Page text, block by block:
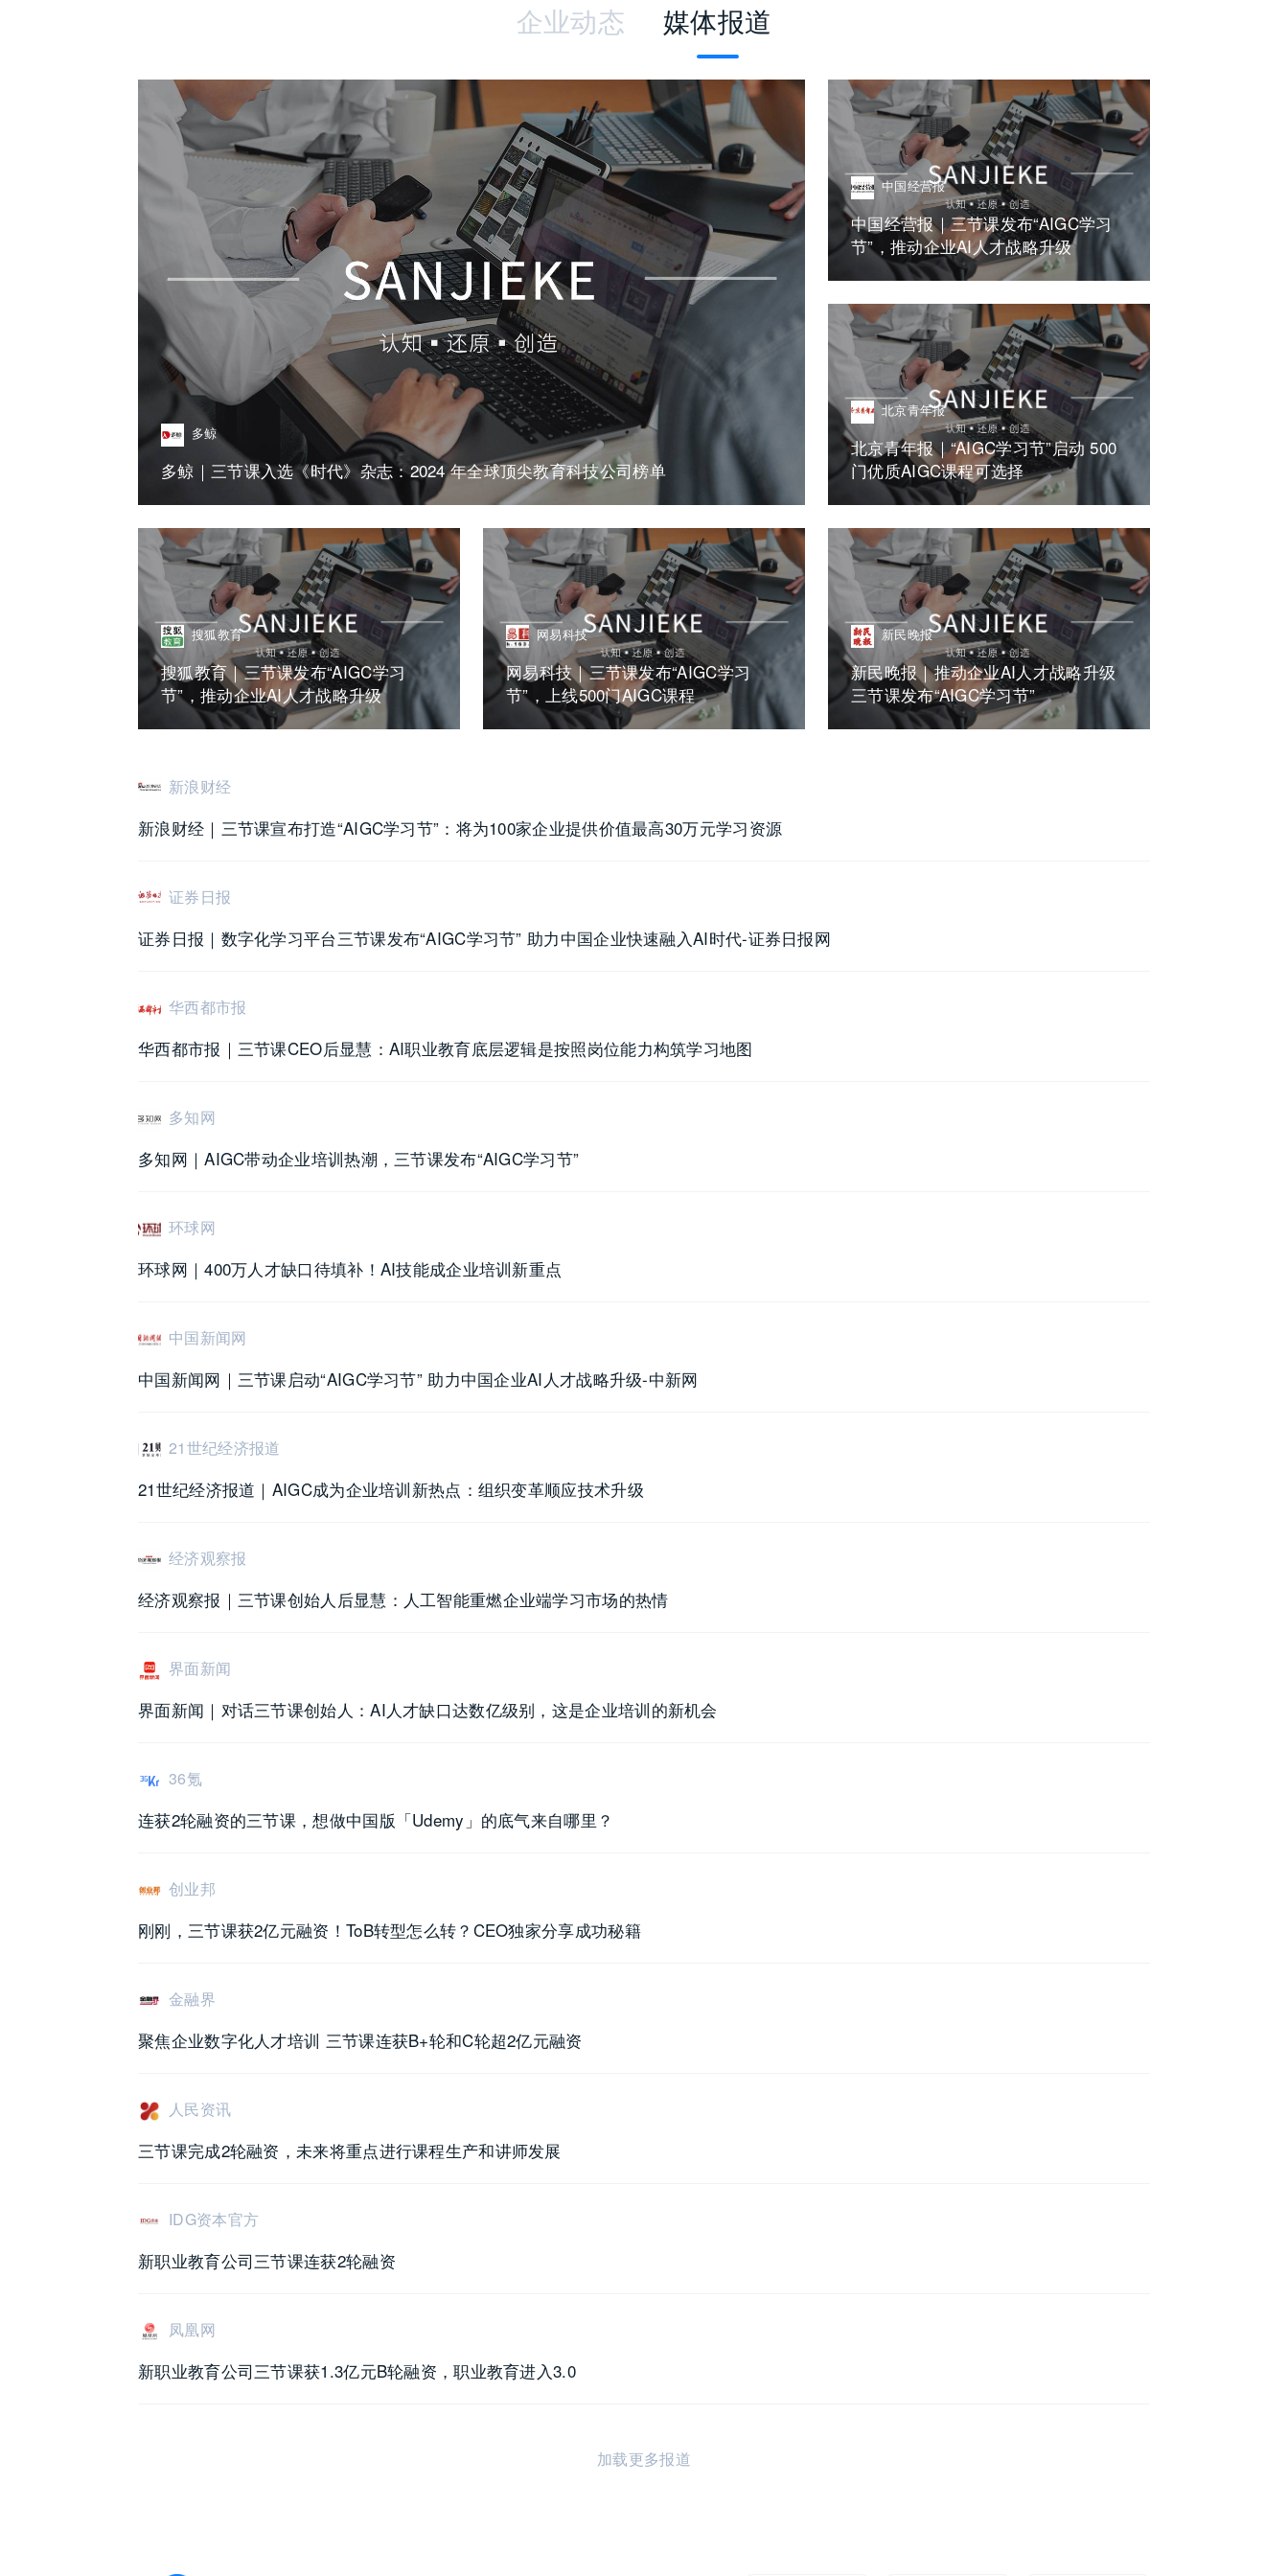
企业动态 媒体报道
多鲸
多鲸｜三节课入选《时代》杂志：2024 年全球顶尖教育科技公司榜单
中国经营报
中国经营报｜三节课发布“AIGC学习
节”，推动企业AI人才战略升级
北京青年报
北京青年报｜“AIGC学习节”启动 500
门优质AIGC课程可选择
搜狐教育
搜狐教育｜三节课发布“AIGC学习
节”，推动企业AI人才战略升级
网易科技
网易科技｜三节课发布“AIGC学习
节”，上线500门AIGC课程
新民晚报
新民晚报｜推动企业AI人才战略升级
三节课发布“AIGC学习节”
新浪财经
新浪财经｜三节课宣布打造“AIGC学习节”：将为100家企业提供价值最高30万元学习资源
证券日报
证券日报｜数字化学习平台三节课发布“AIGC学习节” 助力中国企业快速融入AI时代-证券日报网
华西都市报
华西都市报｜三节课CEO后显慧：AI职业教育底层逻辑是按照岗位能力构筑学习地图
多知网
多知网｜AIGC带动企业培训热潮，三节课发布“AIGC学习节”
环球网
环球网｜400万人才缺口待填补！AI技能成企业培训新重点
中国新闻网
中国新闻网｜三节课启动“AIGC学习节” 助力中国企业AI人才战略升级-中新网
21世纪经济报道
21世纪经济报道｜AIGC成为企业培训新热点：组织变革顺应技术升级
经济观察报
经济观察报｜三节课创始人后显慧：人工智能重燃企业端学习市场的热情
界面新闻
界面新闻｜对话三节课创始人：AI人才缺口达数亿级别，这是企业培训的新机会
36氪
连获2轮融资的三节课，想做中国版「Udemy」的底气来自哪里？
创业邦
刚刚，三节课获2亿元融资！ToB转型怎么转？CEO独家分享成功秘籍
金融界
聚焦企业数字化人才培训 三节课连获B+轮和C轮超2亿元融资
人民资讯
三节课完成2轮融资，未来将重点进行课程生产和讲师发展
IDG资本官方
新职业教育公司三节课连获2轮融资
凤凰网
新职业教育公司三节课获1.3亿元B轮融资，职业教育进入3.0
加载更多报道